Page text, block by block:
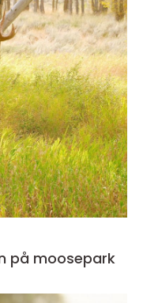
på moosepark